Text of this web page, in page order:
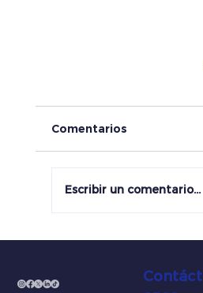
Comentarios
Escribir un comentario...
Contáct